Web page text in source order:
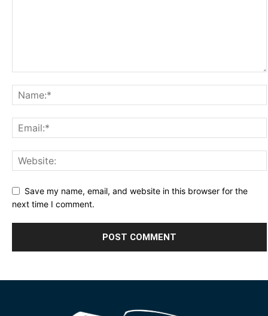
Save my name, email, and website in this browser for the
next time I comment.